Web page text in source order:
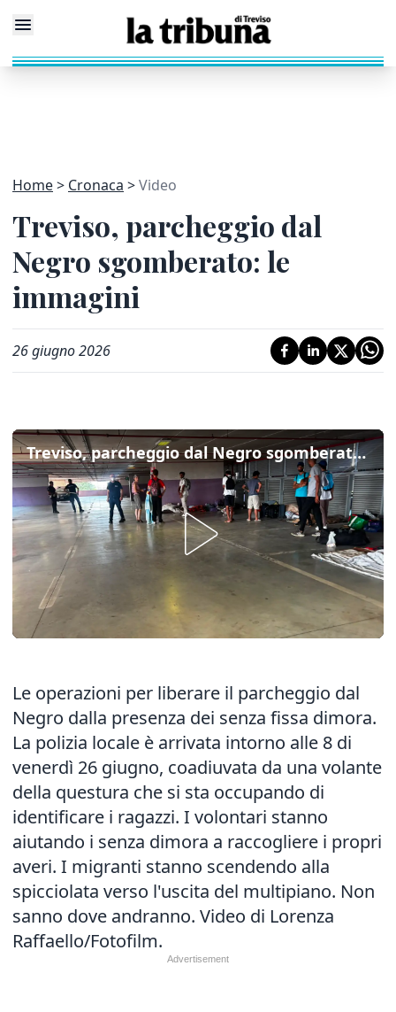
Home Cronaca Video
Treviso, parcheggio dal
Negro sgomberato: le
immagini
26 giugno 2026
Treviso, parcheggio dal Negro sgomberato: le immagini
Le operazioni per liberare il parcheggio dal
Negro dalla presenza dei senza fissa dimora.
La polizia locale è arrivata intorno alle 8 di
venerdì 26 giugno, coadiuvata da una volante
della questura che si sta occupando di
identificare i ragazzi. I volontari stanno
aiutando i senza dimora a raccogliere i propri
averi. I migranti stanno scendendo alla
spicciolata verso l'uscita del multipiano. Non
sanno dove andranno. Video di Lorenza
Raffaello/Fotofilm.